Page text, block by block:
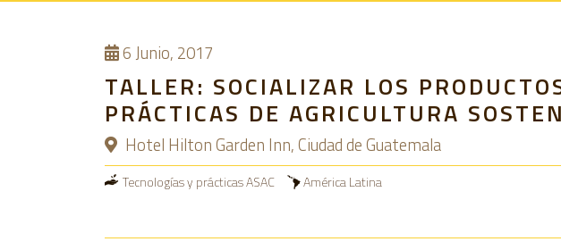
6Junio, 2017
TALLER: SOCIALIZAR LOS
PRÁCTICAS DE AGRICULTURA
Hotel Hilton Garden Inn, Ciudad de Guatemala
Tecnologías y prácticas ASAC América Latina